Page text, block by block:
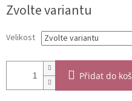
cena:
Zvolte variantu
Velikost
Přidat do